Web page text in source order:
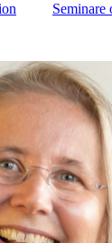
Seminare